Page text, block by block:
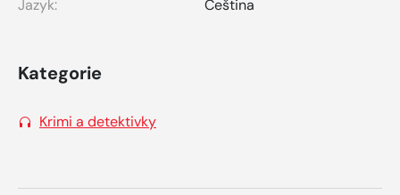
Jazyk:
Čeština
Kategorie
Krimi a detektivky